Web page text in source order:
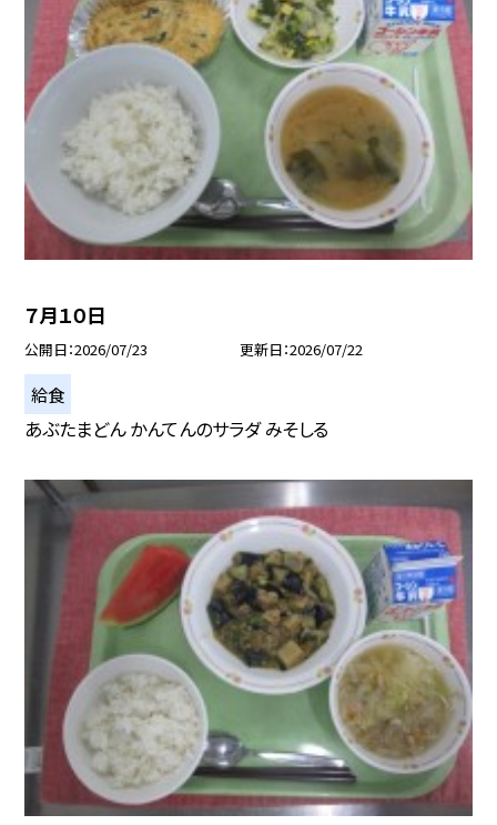
７月１０日
公開日 2026/07/23 更新日 2026/07/22
給食
あぶたまどん かんてんのサラダ みそしる